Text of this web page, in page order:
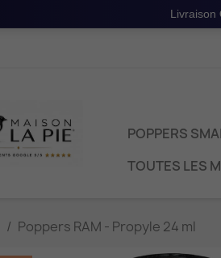
Livraison
POPPERS
TOUTES LES
Poppers RAM - Propyle 24 ml